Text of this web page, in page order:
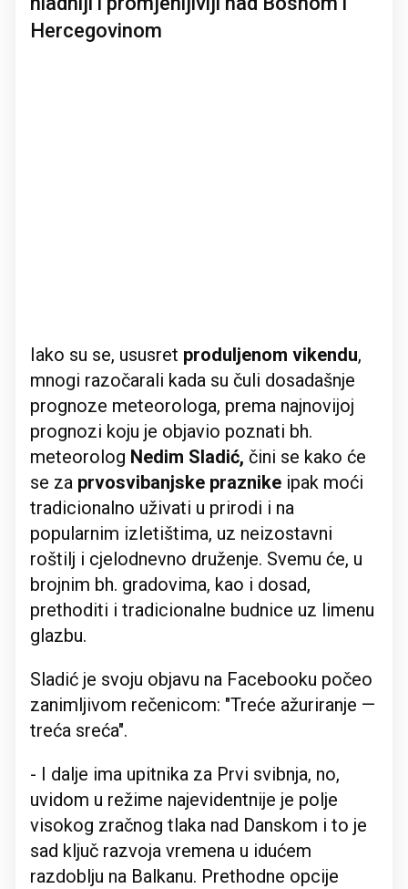
Hercegovinom
Iako su se, ususret produljenom vikendu,
mnogi razočarali kada su čuli dosadašnje
prognoze meteorologa, prema najnovijoj
prognozi koju je objavio poznati bh.
meteorolog Nedim Sladić, čini se kako će
se za prvosvibanjske praznike ipak moći
tradicionalno uživati u prirodi i na
popularnim izletištima, uz neizostavni
roštilj i cjelodnevno druženje. Svemu će, u
brojnim bh. gradovima, kao i dosad,
prethoditi i tradicionalne budnice uz limenu
glazbu.
Sladić je svoju objavu na Facebooku počeo
zanimljivom rečenicom: "Treće ažuriranje —
treća sreća".
- I dalje ima upitnika za Prvi svibnja, no,
uvidom u režime najevidentnije je polje
visokog zračnog tlaka nad Danskom i to je
sad ključ razvoja vremena u idućem
razdoblju na Balkanu. Prethodne opcije